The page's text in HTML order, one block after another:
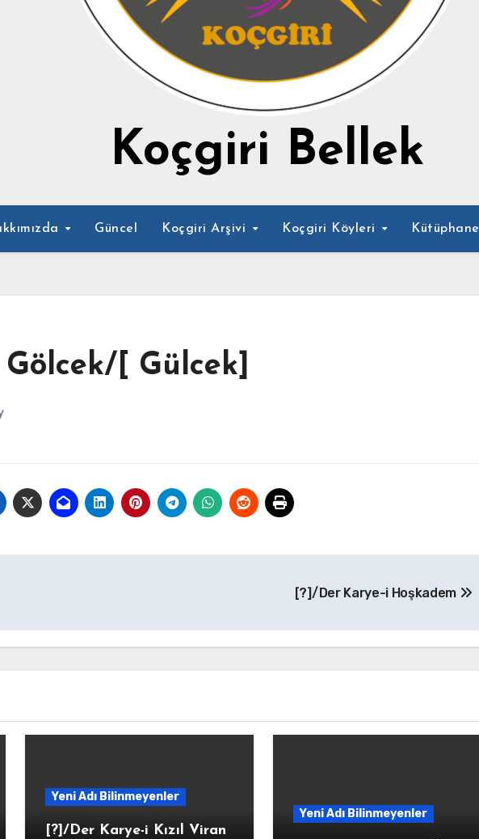
Koçgiri Bellek
Güncel Koçgiri Arşivi Koçgiri Köyleri Kütüphane
[ Gülcek]
[?]/Der Karye-i Hoşkadem
Yeni Adı Bilinmeyenler
[?]/Der Karye-i Kızıl Viran
Yeni Adı Bilinmeyenler